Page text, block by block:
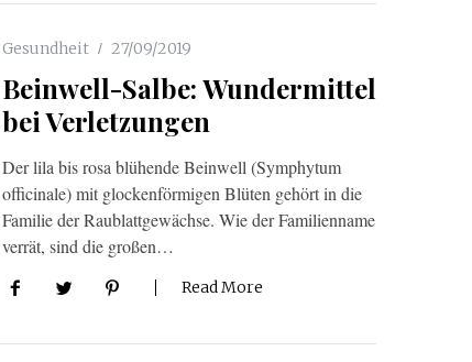
Gesundheit 27/09/2019
Beinwell-Salbe: Wundermittel
bei Verletzungen
Der lila bis rosa blühende Beinwell (Symphytum
officinale) mit glockenförmigen Blüten gehört in die
Familie der Rau­blattgewächse. Wie der Familienname
verrät, sind die großen…
Read More